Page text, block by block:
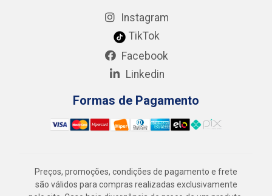
Instagram
TikTok
Facebook
Linkedin
Formas de Pagamento
Preços, promoções, condições de pagamento e frete
são válidos para compras realizadas exclusivamente